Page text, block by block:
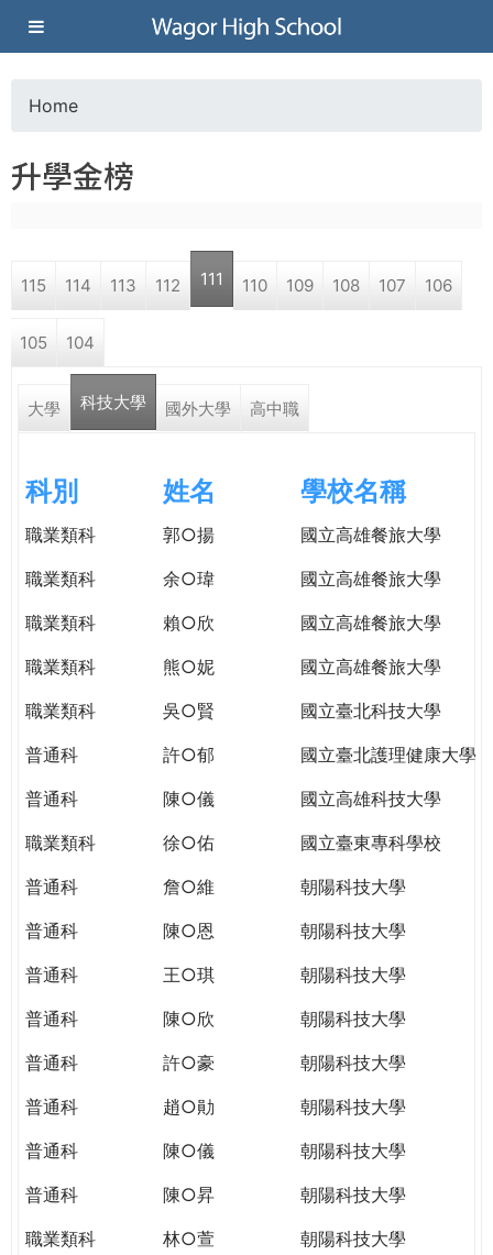
Jump to navigation
葳
格
高
學
格。
WAGOR
TODAY
THE
WORLD
PUTTING
YOU
THE
GLOBAL
o
a
r
e
e
r
e
Home
升學金榜
115 114 113 112 111 110 109 108 107 106
105 104
大學 科技大學 國外大學 高中職
科別 姓名 學校名稱
職業類科 郭○揚
國立高雄餐旅大學
職業類科
余○瑋
國立高雄餐旅大學
職業類科
賴○欣
國立高雄餐旅大學
職業類科
熊○妮
國立高雄餐旅大學
職業類科
吳○賢
國立臺北科技大學
普通科
許○郁
國立臺北護理健康大學
普通科
陳○儀
國立高雄科技大學
職業類科
徐○佑
國立臺東專科學校
普通科
詹○維
朝陽科技大學
普通科
陳○恩
朝陽科技大學
普通科
王○琪
朝陽科技大學
普通科
陳○欣
朝陽科技大學
普通科
許○豪
朝陽科技大學
普通科
趙○勛
朝陽科技大學
普通科
陳○儀
朝陽科技大學
普通科
陳○昇
朝陽科技大學
職業類科
林○萱
朝陽科技大學